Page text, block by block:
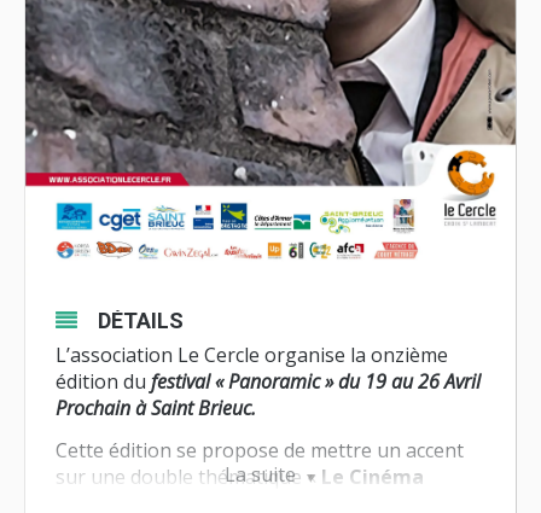
La suite
DÉTAILS
L’association Le Cercle organise la onzième
édition du festival « Panoramic » du 19 au 26 Avril
Prochain à Saint Brieuc.
Cette édition se propose de mettre un accent
sur une double thématique « Le Cinéma